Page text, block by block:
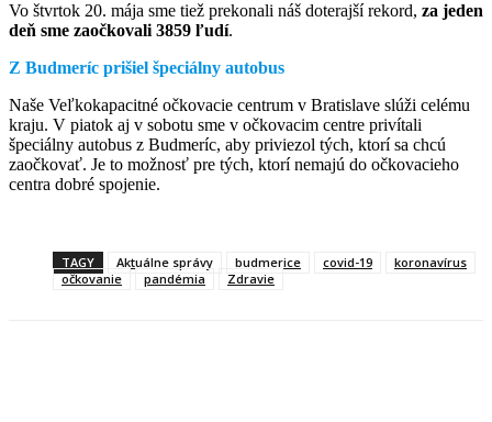
Vo štvrtok 20. mája sme tiež prekonali náš doterajší rekord, za jeden
deň sme zaočkovali 3859 ľudí.
Z Budmeríc prišiel špeciálny autobus
Naše Veľkokapacitné očkovacie centrum v Bratislave slúži celému
kraju. V piatok aj v sobotu sme v očkovacim centre privítali
špeciálny autobus z Budmeríc, aby priviezol tých, ktorí sa chcú
zaočkovať. Je to možnosť pre tých, ktorí nemajú do očkovacieho
centra dobré spojenie.
TAGY Aktuálne správy budmerice covid-19
koronavírus
očkovanie
pandémia Zdravie